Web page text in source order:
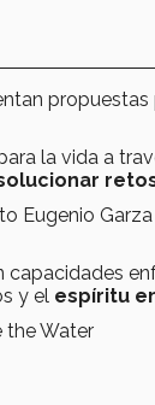
propuestas
la vida a
Eugenio
capacidades
y el espíritu